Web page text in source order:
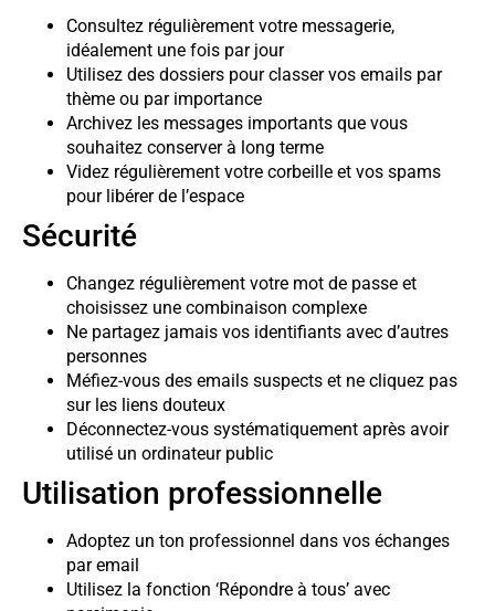
Consultez régulièrement votre messagerie,
idéalement une fois par jour
Utilisez des dossiers pour classer vos emails par
thème ou par importance
Archivez les messages importants que vous
souhaitez conserver à long terme
Videz régulièrement votre corbeille et vos spams
pour libérer de l’espace
Sécurité
Changez régulièrement votre mot de passe et
choisissez une combinaison complexe
Ne partagez jamais vos identifiants avec d’autres
personnes
Méfiez-vous des emails suspects et ne cliquez pas
sur les liens douteux
Déconnectez-vous systématiquement après avoir
utilisé un ordinateur public
Utilisation professionnelle
Adoptez un ton professionnel dans vos échanges
par email
Utilisez la fonction ‘Répondre à tous’ avec